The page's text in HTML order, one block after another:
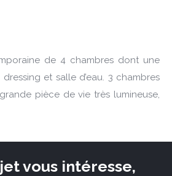
de 4 chambres dont une
et salle d’eau. 3 chambres
pièce de vie très lumineuse,
vous intéresse,